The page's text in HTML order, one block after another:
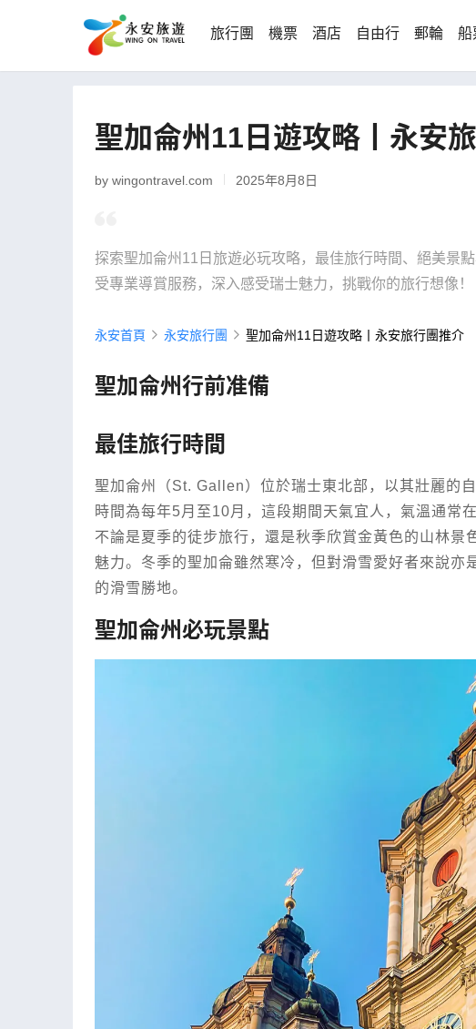
旅行團 機票 酒店 自由行 郵輪 船
聖加侖州11日遊攻略丨永安
by wingontravel.com 2025年8月8日
探索聖加侖州11日旅遊必玩攻略，最佳旅行時間、絕美景
受專業導賞服務，深入感受瑞士魅力，挑戰你的旅行想像！
永安首頁 永安旅行團 聖加侖州11日遊攻略丨永安旅行團推介
聖加侖州行前准備
最佳旅行時間
聖加侖州（St. Gallen）位於瑞士東北部，以其壯麗的
時間為每年5月至10月，這段期間天氣宜人，氣溫通常
不論是夏季的徒步旅行，還是秋季欣賞金黃色的山林景
魅力。冬季的聖加侖雖然寒冷，但對滑雪愛好者來說亦
的滑雪勝地。
聖加侖州必玩景點